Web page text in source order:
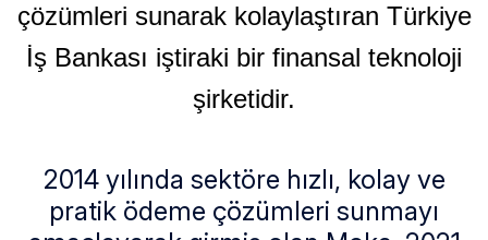
çözümleri sunarak kolaylaştıran Türkiye
İş Bankası iştiraki bir finansal teknoloji
şirketidir.
2014 yılında sektöre hızlı, kolay ve
pratik ödeme çözümleri sunmayı